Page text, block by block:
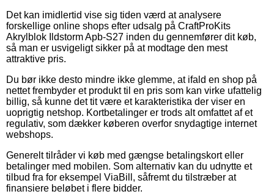
Det kan imidlertid vise sig tiden værd at analysere
forskellige online shops efter udsalg på CraftProKits
Akrylblok Ildstorm Apb-S27 inden du gennemfører dit køb,
så man er usvigeligt sikker på at modtage den mest
attraktive pris.
Du bør ikke desto mindre ikke glemme, at ifald en shop på
nettet frembyder et produkt til en pris som kan virke ufattelig
billig, så kunne det tit være et karakteristika der viser en
uoprigtig netshop. Kortbetalinger er trods alt omfattet af et
regulativ, som dækker køberen overfor snydagtige internet
webshops.
Generelt tilråder vi køb med gængse betalingskort eller
betalinger med mobilen. Som alternativ kan du udnytte et
tilbud fra for eksempel ViaBill, såfremt du tilstræber at
finansiere beløbet i flere bidder.